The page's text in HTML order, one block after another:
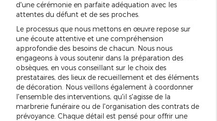
d'une cérémonie en parfaite adéquation avec les
attentes du défunt et de ses proches.
Le processus que nous mettons en œuvre repose sur
une écoute attentive et une compréhension
approfondie des besoins de chacun. Nous nous
engageons à vous soutenir dans la préparation des
obsèques, en vous conseillant sur le choix des
prestataires, des lieux de recueillement et des éléments
de décoration. Nous veillons également à coordonner
l'ensemble des interventions, qu'il s'agisse de la
marbrerie funéraire ou de l'organisation des contrats de
prévoyance. Chaque détail est pensé pour offrir une